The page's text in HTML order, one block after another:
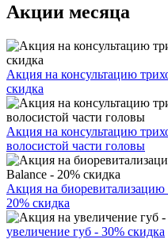
Акции месяца
Акция на консультацию
скидка
Акция на консультацию
волосистой части головы
Акция на биоревитализацию
20% скидка
увеличение губ - 30% скидка